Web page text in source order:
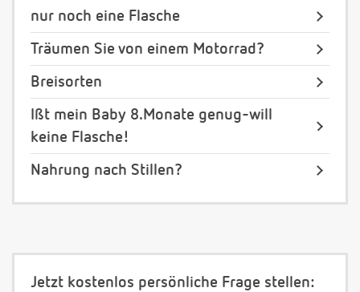
nur noch eine Flasche
Träumen Sie von einem Motorrad?
Breisorten
Ißt mein Baby 8.Monate genug-will
keine Flasche!
Nahrung nach Stillen?
Jetzt kostenlos persönliche Frage stellen: